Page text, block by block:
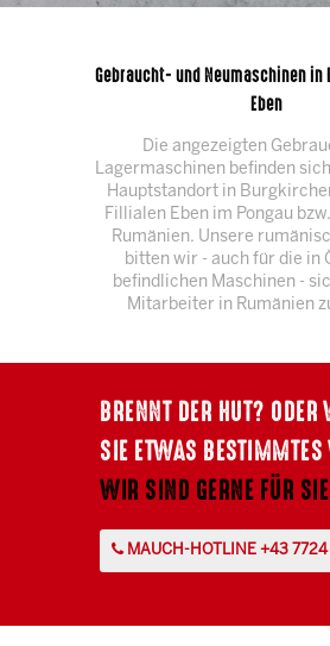
Gebraucht- und Neumaschinen in
Eben
Die angezeigten
Lagermaschinen befinden
Hauptstandort in
Fillialen Eben im Pongau
Rumänien. Unsere
bitten wir - auch für die in
befindlichen Maschinen -
Mitarbeiter in Rumänien
BRENNT DER HUT? ODER
SIE ETWAS
WIR SIND GERNE FÜR
MAUCH-HOTLINE +43